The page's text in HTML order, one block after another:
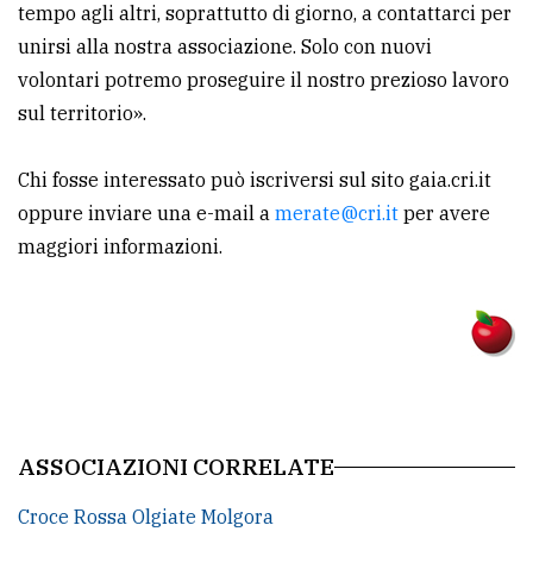
tempo agli altri, soprattutto di giorno, a contattarci per
unirsi alla nostra associazione. Solo con nuovi
volontari potremo proseguire il nostro prezioso lavoro
sul territorio».
Chi fosse interessato può iscriversi sul sito gaia.cri.it
oppure inviare una e-mail a merate@cri.it per avere
maggiori informazioni.
ASSOCIAZIONI CORRELATE
Croce Rossa Olgiate Molgora